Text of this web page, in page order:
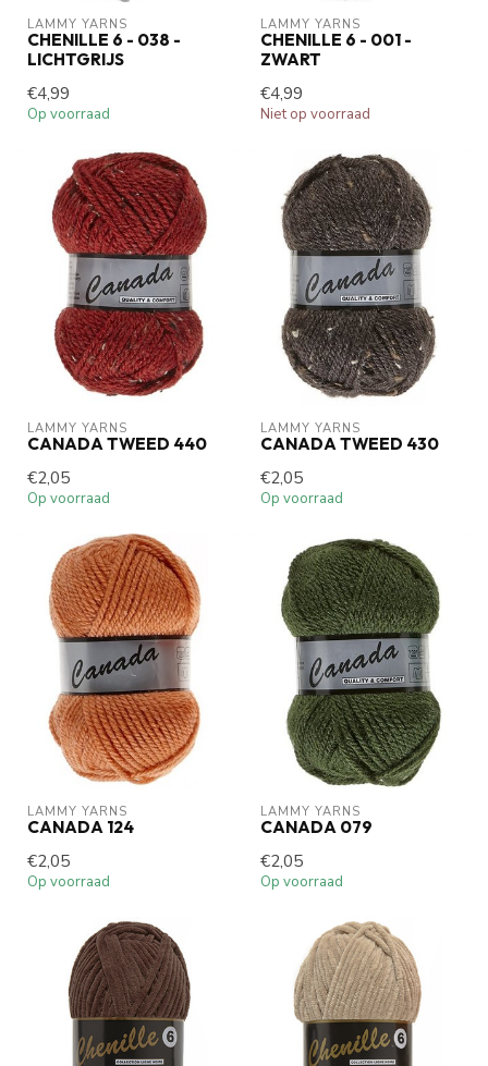
LAMMY YARNS
CHENILLE 6 - 038 -
LICHTGRIJS
€4,99
Op voorraad
LAMMY YARNS
CHENILLE 6 - 001 -
ZWART
€4,99
Niet op voorraad
LAMMY YARNS
CANADA TWEED 440
€2,05
Op voorraad
LAMMY YARNS
CANADA TWEED 430
€2,05
Op voorraad
LAMMY YARNS
CANADA 124
€2,05
Op voorraad
LAMMY YARNS
CANADA 079
€2,05
Op voorraad